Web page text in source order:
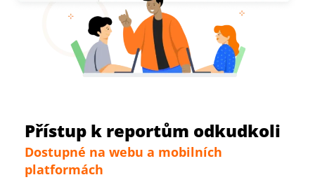
Přístup k reportům odkudkoli
Dostupné na webu a mobilních
platformách